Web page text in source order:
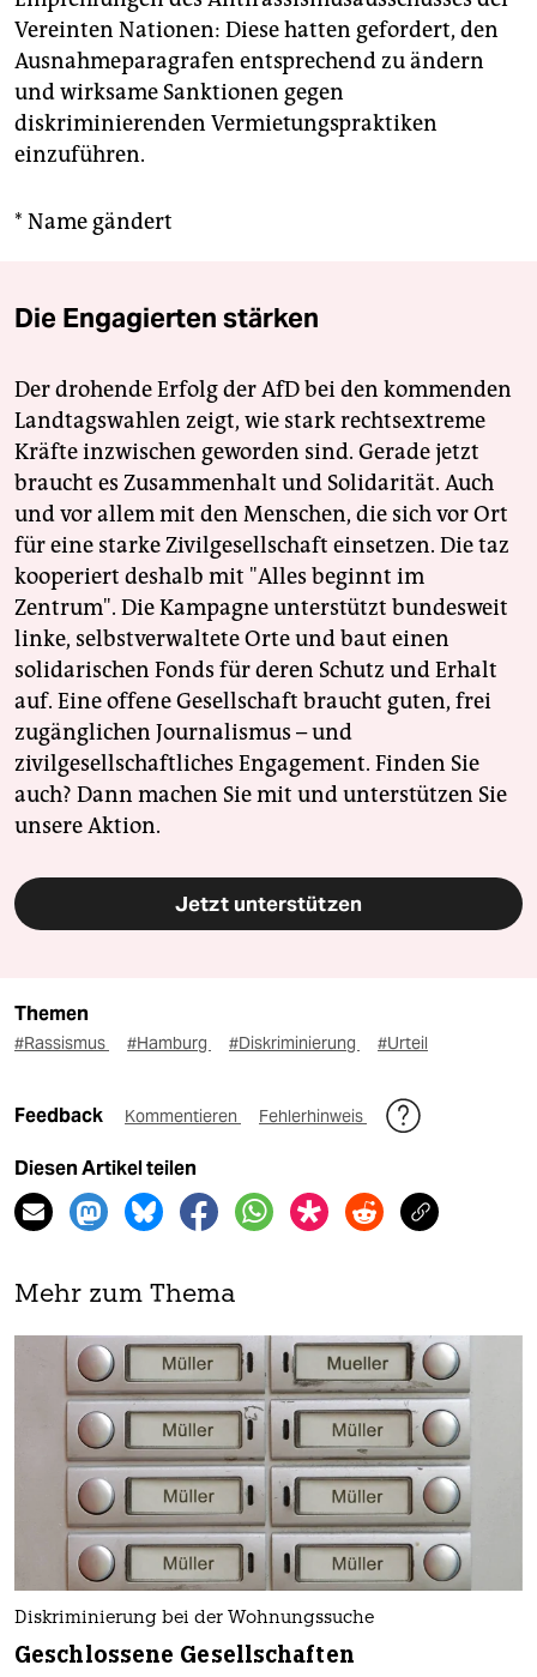
Vereinten Nationen: Diese hatten gefordert, den
Ausnahmeparagrafen entsprechend zu ändern
und wirksame Sanktionen gegen
diskriminierenden Vermietungspraktiken
einzuführen.
* Name gändert
Die Engagierten stärken
Der drohende Erfolg der AfD bei den kommenden
Landtagswahlen zeigt, wie stark rechtsextreme
Kräfte inzwischen geworden sind. Gerade jetzt
braucht es Zusammenhalt und Solidarität. Auch
und vor allem mit den Menschen, die sich vor Ort
für eine starke Zivilgesellschaft einsetzen. Die taz
kooperiert deshalb mit "Alles beginnt im
Zentrum". Die Kampagne unterstützt bundesweit
linke, selbstverwaltete Orte und baut einen
solidarischen Fonds für deren Schutz und Erhalt
auf. Eine offene Gesellschaft braucht guten, frei
zugänglichen Journalismus – und
zivilgesellschaftliches Engagement. Finden Sie
auch? Dann machen Sie mit und unterstützen Sie
unsere Aktion.
Jetzt unterstützen
Themen
#Rassismus #Hamburg #Diskriminierung #Urteil
Feedback Kommentieren Fehlerhinweis
Diesen Artikel teilen
Mehr zum Thema
Diskriminierung bei der Wohnungssuche
Geschlossene Gesellschaften